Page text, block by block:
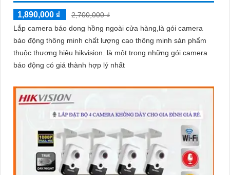
1,890,000 ₫
2,700,000 ₫
Lắp camera báo dong hồng ngoài cửa hàng,là gói camera
báo động thông minh chất lượng cao thông minh sản phẩm
thuộc thương hiệu hikvision. là một trong những gói camera
báo động có giá thành hợp lý nhất